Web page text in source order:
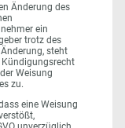
Änderung des
ein
trotz des
steht
Weisung
zu.
eine Weisung